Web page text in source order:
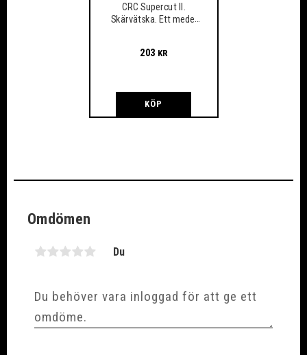
CRC Supercut II.
Skärvätska. Ett medel
203 KR
KÖP
Omdömen
Du